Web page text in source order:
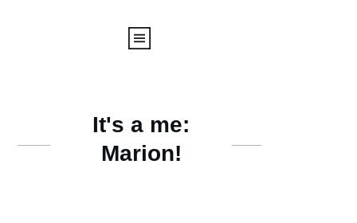
It's a me:
Marion!